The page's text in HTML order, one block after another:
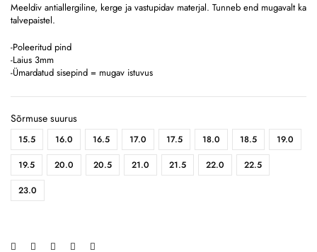
Meeldiv antiallergiline, kerge ja vastupidav materjal. Tunneb end mugavalt ka
talvepaistel.
-Poleeritud pind
-Laius 3mm
-Ümardatud sisepind = mugav istuvus
Sõrmuse suurus
15.5 16.0 16.5 17.0 17.5 18.0 18.5
19.0
19.5
20.0 20.5 21.0 21.5 22.0
22.5
23.0